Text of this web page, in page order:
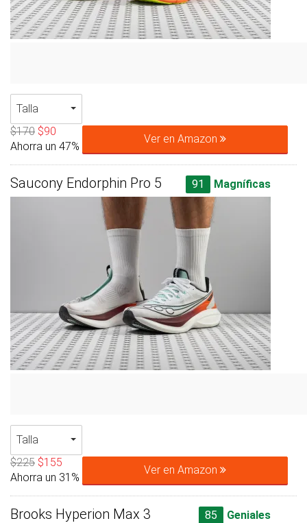
Talla
$170 $90
Ahorra un 47%
Ver en Amazon
Saucony Endorphin Pro 5 91 Magníficas
Talla
$225 $155
Ahorra un 31%
Ver en Amazon
Brooks Hyperion Max 3 85 Geniales